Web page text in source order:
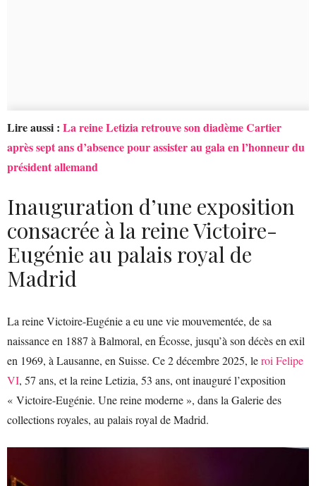
Lire aussi : La reine Letizia retrouve son diadème Cartier
après sept ans d’absence pour assister au gala en l’honneur du
président allemand
Inauguration d’une exposition
consacrée à la reine Victoire-
Eugénie au palais royal de
Madrid
La reine Victoire-Eugénie a eu une vie mouvementée, de sa
naissance en 1887 à Balmoral, en Écosse, jusqu’à son décès en exil
en 1969, à Lausanne, en Suisse. Ce 2 décembre 2025, leroi Felipe
VI, 57 ans, et la reine Letizia, 53 ans, ont inauguré l’exposition
« Victoire-Eugénie. Une reine moderne », dans la Galerie des
collections royales, au palais royal de Madrid.